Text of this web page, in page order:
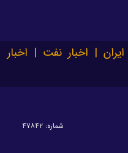
| اخبار نفت | اخبار
شماره: ۴۷۸۴۲